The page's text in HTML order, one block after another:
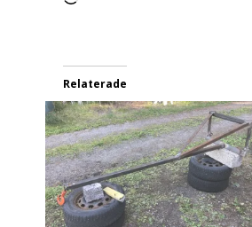
Relaterade